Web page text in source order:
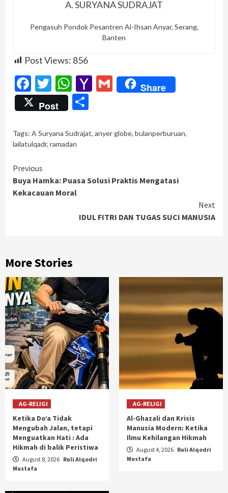
A. SURYANA SUDRAJAT
Pengasuh Pondok Pesantren Al-Ihsan Anyar, Serang,
Banten
Post Views: 856
Facebook
Twitter
WhatsApp
Yahoo
Mail
GmailShare
Post
Tags: A Suryana Sudrajat, anyer globe, bulanperburuan,
lailatulqadr, ramadan
Continue
Reading
Previous
​Buya Hamka: Puasa Solusi Praktis Mengatasi
Kekacauan Moral
Next
IDUL FITRI DAN TUGAS SUCI MANUSIA
More Stories
AG-RELIGI
Ketika Do’a Tidak
Mengubah Jalan, tetapi
Menguatkan Hati : Ada
Hikmah di balik Peristiwa
August 8, 2026 Ruli Alqodri
Mustafa
AG-RELIGI
Al-Ghazali dan Krisis
Manusia Modern: Ketika
Ilmu Kehilangan Hikmah
August 4, 2026 Ruli Alqodri
Mustafa